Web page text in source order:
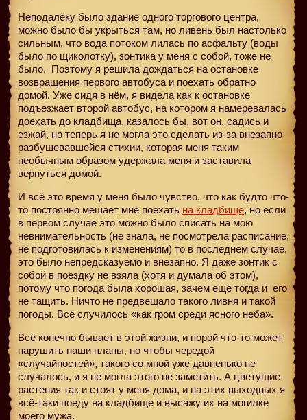
Неподалёку было здание одного торгового центра,
можно было бы укрыться там, но ливень был настолько
сильным, что вода потоком лилась по асфальту (воды
было по щиколотку), зонтика у меня с собой, тоже не
было. Поэтому я решила дождаться на остановке
возвращения первого автобуса и поехать обратно
домой. Уже сидя в нём, я видела как к остановке
подъезжает второй автобус, на котором я намеревалась
доехать до кладбища, казалось бы, вот он, садись и
езжай, но теперь я не могла это сделать из-за внезапно
разбушевавшейся стихии, которая меня таким
необычным образом удержала меня и заставила
вернуться домой.
И всё это время у меня было чувство, что как будто что-
то постоянно мешает мне поехать на кладбище, но если
в первом случае это можно было списать на мою
невнимательность (не знала, не посмотрела расписание,
не подготовилась к изменениям) то в последнем случае,
это было непредсказуемо и внезапно. Я даже зонтик с
собой в поездку не взяла (хотя и думала об этом),
потому что погода была хорошая, зачем ещё тогда и его
не тащить. Ничто не предвещало такого ливня и такой
погоды. Всё случилось «как гром среди ясного неба».
Всё конечно бывает в этой жизни, и порой что-то может
нарушить наши планы, но чтобы чередой
«случайностей», такого со мной уже давненько не
случалось, и я не могла этого не заметить. А цветущие
растения так и стоят у меня дома, и на этих выходных я
всё-таки поеду на кладбище и высажу их на могилке
моего мужа.